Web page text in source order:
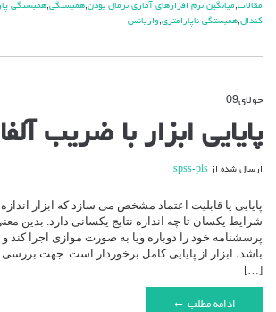
مقالات,ميانگين,نرم افزارهاي آماري,نرمال بودن,همبستگي,همبستگي
کندال,همبستگي ناپارامتري,واريانس
جولای09
پایایی
ابزار
ضریب
کرونباخ
پایایی ابزار با ضریب
ارسال شده از spss-pls
پایایی یا قابلیت اعتماد مشخص می سازد که ابزار
شرایط یکسان تا چه اندازه نتایج یکسانی دارد. بدین
پرسشنامه خود را دوباره ویا به صورت موازی اجرا کند و
باشد، ابزار از پایایی کامل برخوردار است. جهت بررسی
[…]
ادامه مطلب ←